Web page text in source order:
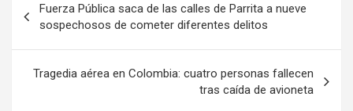
de
entradas
Fuerza Pública saca de las calles de Parrita a nueve
sospechosos de cometer diferentes delitos
Tragedia aérea en Colombia: cuatro personas fallecen
tras caída de avioneta